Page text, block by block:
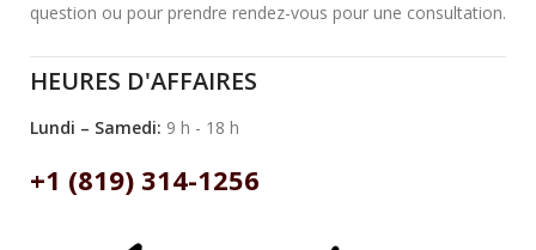
question ou pour prendre rendez-vous pour une consultation.
HEURES D'AFFAIRES
Lundi – Samedi: 9 h - 18 h
+1 (819) 314-1256